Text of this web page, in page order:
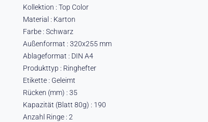
Kollektion : Top Color
Material : Karton
Farbe : Schwarz
Außenformat : 320x255 mm
Ablageformat : DIN A4
Produkttyp : Ringhefter
Etikette : Geleimt
Rücken (mm) : 35
Kapazität (Blatt 80g) : 190
Anzahl Ringe : 2